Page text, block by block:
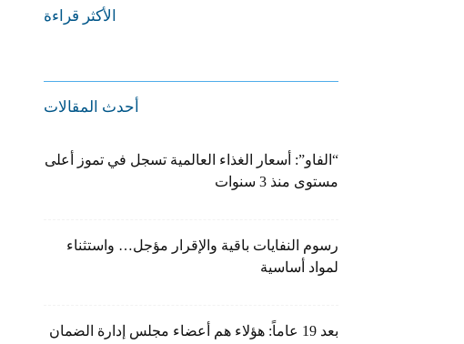
الأكثر قراءة
أحدث المقالات
“الفاو”: أسعار الغذاء العالمية تسجل في تموز أعلى
مستوى منذ 3 سنوات
رسوم النفايات باقية والإقرار مؤجل… واستثناء
لمواد أساسية
بعد 19 عاماً: هؤلاء هم أعضاء مجلس إدارة الضمان